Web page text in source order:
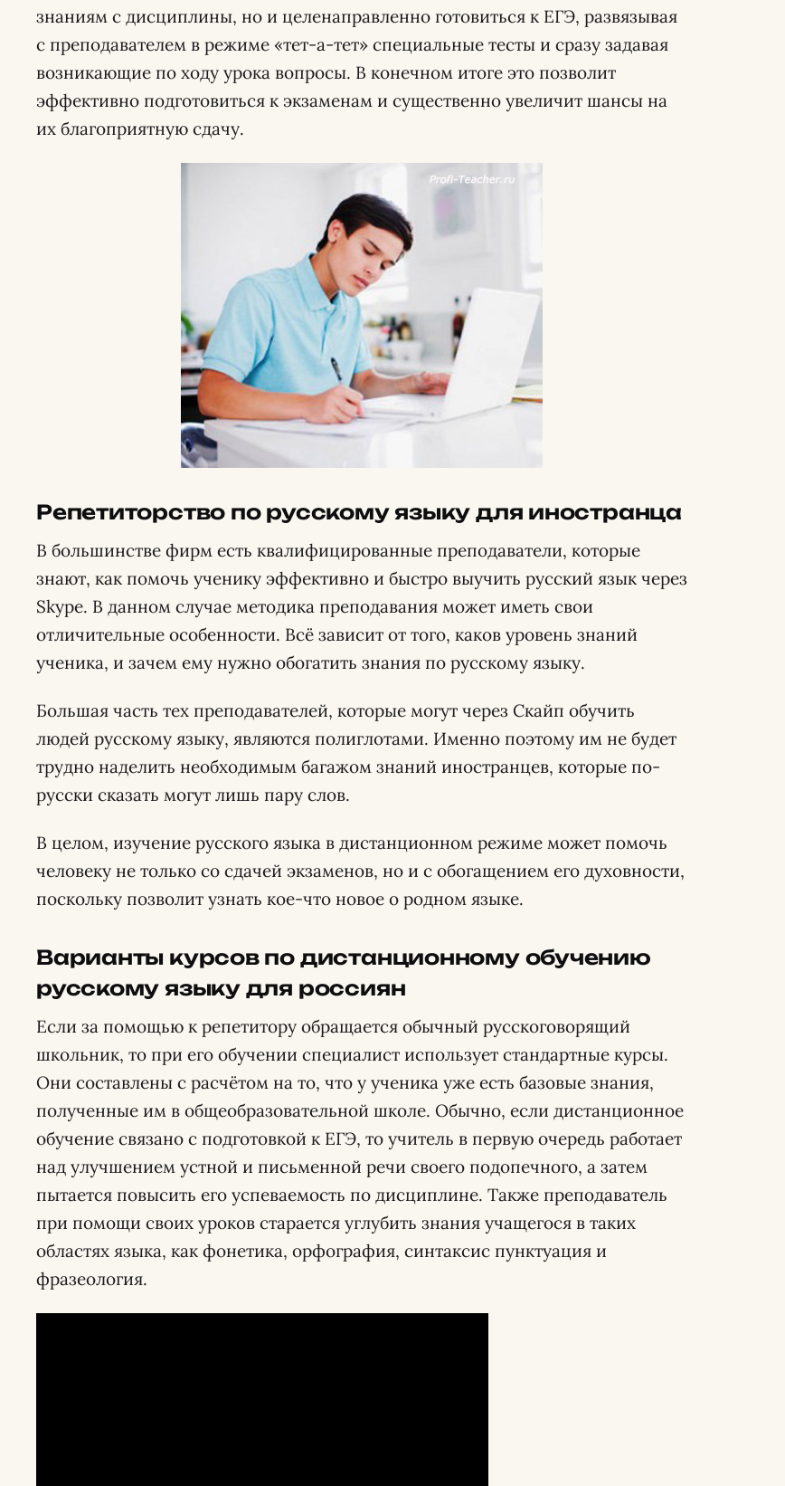
знаниям с дисциплины, но и целенаправленно готовиться к ЕГЭ, развязывая
с преподавателем в режиме «тет-а-тет» специальные тесты и сразу задавая
возникающие по ходу урока вопросы. В конечном итоге это позволит
эффективно подготовиться к экзаменам и существенно увеличит шансы на
их благоприятную сдачу.
Репетиторство по русскому языку для иностранца
В большинстве фирм есть квалифицированные преподаватели, которые
знают, как помочь ученику эффективно и быстро выучить русский язык через
Skype. В данном случае методика преподавания может иметь свои
отличительные особенности. Всё зависит от того, каков уровень знаний
ученика, и зачем ему нужно обогатить знания по русскому языку.
Большая часть тех преподавателей, которые могут через Скайп обучить
людей русскому языку, являются полиглотами. Именно поэтому им не будет
трудно наделить необходимым багажом знаний иностранцев, которые по-
русски сказать могут лишь пару слов.
В целом, изучение русского языка в дистанционном режиме может помочь
человеку не только со сдачей экзаменов, но и с обогащением его духовности,
поскольку позволит узнать кое-что новое о родном языке.
Варианты курсов по дистанционному обучению
русскому языку для россиян
Если за помощью к репетитору обращается обычный русскоговорящий
школьник, то при его обучении специалист использует стандартные курсы.
Они составлены с расчётом на то, что у ученика уже есть базовые знания,
полученные им в общеобразовательной школе. Обычно, если дистанционное
обучение связано с подготовкой к ЕГЭ, то учитель в первую очередь работает
над улучшением устной и письменной речи своего подопечного, а затем
пытается повысить его успеваемость по дисциплине. Также преподаватель
при помощи своих уроков старается углубить знания учащегося в таких
областях языка, как фонетика, орфография, синтаксис пунктуация и
фразеология.